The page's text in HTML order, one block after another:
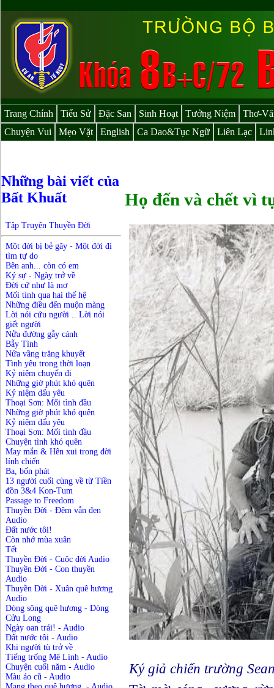
Trang Chính Tiểu Sử Đặc San Sinh Hoạt Tưởng Niệm
Thơ-
Chuyện Vui
Mẹo Vặt English Ca Dao&Tục Ngữ Liên Lạc
Những bài viết của
Bất Khuất
Tập Truyện Thuyền Đời
Một đời bị bẻ gãy - Một đời đi
tìm tự do
Bên anh... còn có em
Ký sự - Ngày trở về
Đời cứ như là mơ
Mối tình qua hai thế hệ
Những điều đến muộn màng
Lời nói cứu người .. Lời nói
giết người
Nửa đường gẫy cánh
Bẫy Tình
Nửa vầng trăng khuyết
Tình yêu trong thời loạn
Kỷ niệm chuyến đi
Những giờ phút khó quên
Kỷ niệm dấu yêu
Thoại Sơn: Mối tình đầu
Những giờ phút khó quên
Kỷ niệm dấu yêu
Thoại Sơn: Mối tình đầu
Chuyện tình khó quên
May mắn & Hên xui trong đời
lính chiến
Ba, bốn phát
13 người cuối cùng về từ Tiền
đồn 3&4 Kon-Tum
Passage to Freedom
Thuyền Đời - Đêm vẫn đen
Audio
Đất nước tôi!
Còn nhớ mùa xuân
Tết
Thuyền Đời - Cuộc đời Audio
Thuyền Đời - Con thuyền
Audio
Thuyền Đời - Xuân quê hương
Audio
Dòng sông quê hương - Dòng
Cửu Long
Ngày oan trái! - Audio
Đất nước tôi - Audio
Khi người tù trở về
Tiếng trống Mê Linh - Audio
Chuyện cuối năm - Audio
Màu áo cũ - Audio
Họ đến và chết vì
Ký giả chiến trường